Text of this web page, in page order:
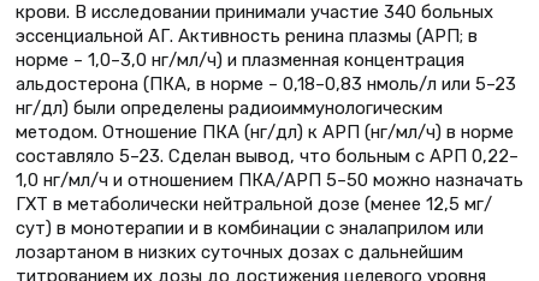
крови. В исследовании принимали участие 340 больных
эссенциальной АГ. Активность ренина плазмы (АРП; в
норме – 1,0–3,0 нг/мл/ч) и плазменная концентрация
альдостерона (ПКА, в норме – 0,18–0,83 нмоль/л или 5–23
нг/дл) были определены радиоиммунологическим
методом. Отношение ПКА (нг/дл) к АРП (нг/мл/ч) в норме
составляло 5–23. Сделан вывод, что больным с АРП 0,22–
1,0 нг/мл/ч и отношением ПКА/АРП 5–50 можно назначать
ГХТ в метаболически нейтральной дозе (менее 12,5 мг/
сут) в монотерапии и в комбинации с эналаприлом или
лозартаном в низких суточных дозах с дальнейшим